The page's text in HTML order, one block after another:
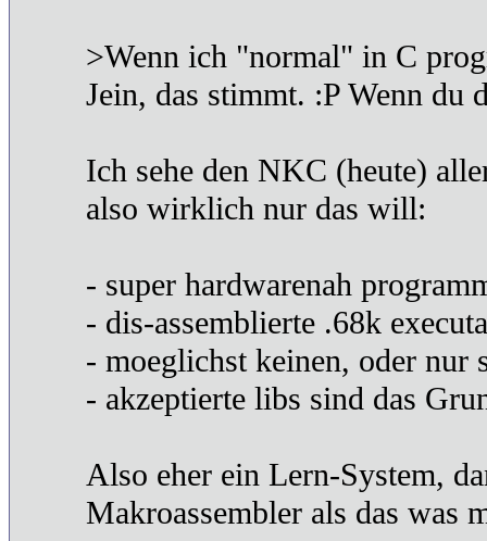
>Wenn ich "normal" in C
Jein, das stimmt. :P Wenn du
Ich sehe den NKC (heute)
also wirklich nur das will:
- super hardwarenah
- dis-assemblierte .68k
- moeglichst keinen, oder nur
- akzeptierte libs sind das
Also eher ein Lern-System,
Makroassembler als das was